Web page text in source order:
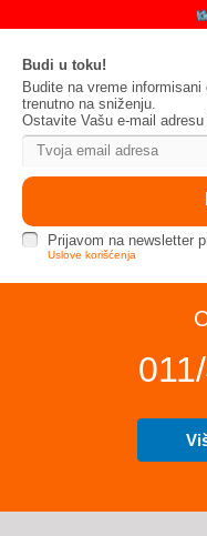
Budi u toku!
Budite na vreme
trenutno na sniženju.
Ostavite Vašu e-mail
Prijavom na newsletter
Uslove korišćenja